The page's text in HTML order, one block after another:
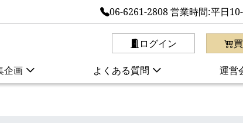
06-6261-2808 営業時間:平日
ログイン
企画 よくある質問 運営